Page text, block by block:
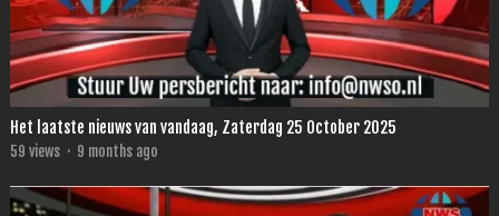
Het laatste nieuws van vandaag, Zaterdag 25 October 2025
59 views · 9 months ago